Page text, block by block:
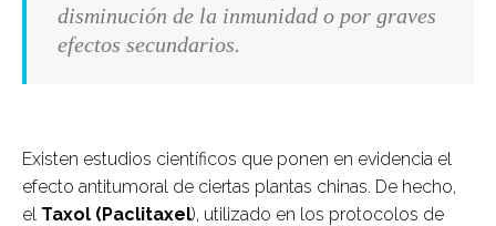
disminución de la inmunidad o por graves
efectos secundarios.
Existen estudios científicos que ponen en evidencia el
efecto antitumoral de ciertas plantas chinas. De hecho,
el Taxol (Paclitaxel), utilizado en los protocolos de